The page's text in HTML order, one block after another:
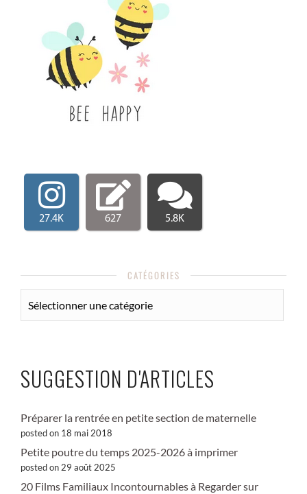
27.4K 627 5.8K
CATÉGORIES
CATÉGORIES
SUGGESTION D'ARTICLES
Préparer la rentrée en petite section de maternelle
posted on 18 mai 2018
Petite poutre du temps 2025-2026 à imprimer
posted on 29 août 2025
20 Films Familiaux Incontournables à Regarder sur